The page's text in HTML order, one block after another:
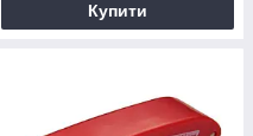
Купити